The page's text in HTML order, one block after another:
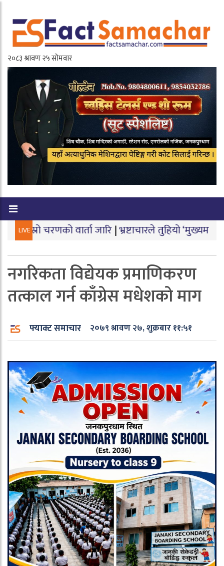
LIVE
वार्ता जारि|भ्रष्टाचारले तुहियो ‘मुख्यमन्त्री बेटी
नगरिकता विद्येयक प्रमाणिकरण
तत्काल गर्न काँग्रेस मधेशको माग
फ्याक्ट समाचार २०७९ श्रावण २७, शुक्रबार ११:५१